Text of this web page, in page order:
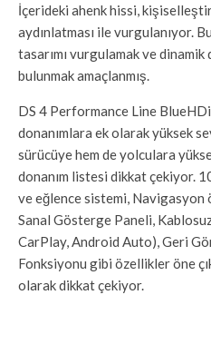
İçerideki ahenk hissi,
aydınlatması ile vurgulanıyor.
tasarımı vurgulamak ve
bulunmak amaçlanmış.
DS 4 Performance Line
donanımlara ek olarak yüksek
sürücüye hem de yolculara
donanım listesi dikkat çekiyor.
ve eğlence sistemi, Navigasyon
Sanal Gösterge Paneli,
CarPlay, Android Auto), Geri
Fonksiyonu gibi özellikler öne
olarak dikkat çekiyor.